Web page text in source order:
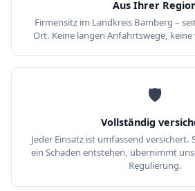
Aus Ihrer
Firmensitz im Landkreis Bamberg –
Ort. Keine langen Anfahrtswege,
🛡️
Vollständig
Jeder Einsatz ist umfassend versichert.
ein Schaden entstehen, übernimmt
Regulierung.